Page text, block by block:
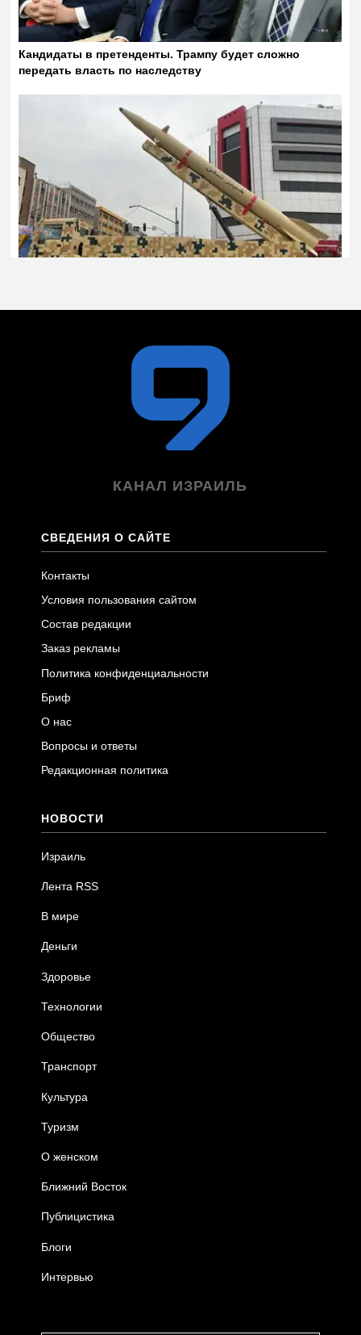
КАНАЛ ИЗРАИЛЬ
СВЕДЕНИЯ О САЙТЕ
Контакты
Условия пользования сайтом
Состав редакции
Заказ рекламы
Политика конфиденциальности
Бриф
О нас
Вопросы и ответы
Редакционная политика
НОВОСТИ
Израиль
Лента RSS
В мире
Деньги
Здоровье
Технологии
Общество
Транспорт
Культура
Туризм
О женском
Ближний Восток
Публицистика
Блоги
Интервью